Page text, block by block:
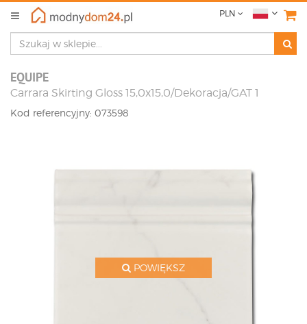
PLN
EQUIPE
Carrara Skirting Gloss 15,0x15,0/Dekoracja/GAT 1
Kod referencyjny: 073598
POWIĘKSZ